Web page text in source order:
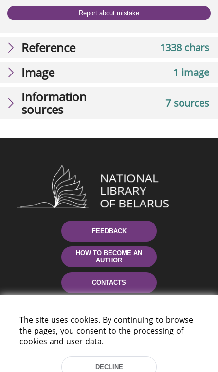
Report about mistake
1338 chars
Reference
1 image
Image
7 sources
Information
sources
FEEDBACK
HOW TO BECOME AN
AUTHOR
CONTACTS
The site uses cookies. By continuing to browse
the pages, you consent to the processing of
cookies and user data.
DECLINE